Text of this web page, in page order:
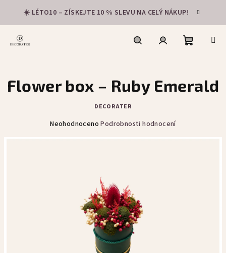
obsah
☀️ LÉTO10 – ZÍSKEJTE 10 % SLEVU NA CELÝ NÁKUP!
košík
Flower box – Ruby Emerald
DECORATER
Průměrné
Neohodnoceno Podrobnosti hodnocení